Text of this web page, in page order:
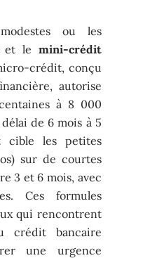
ou les
le mini-crédit
crédit, conçu
autorise
à 8 000
de 6 mois à 5
cible les petites
sur de courtes
3 et 6 mois, avec
Ces formules
qui rencontrent
crédit bancaire
une urgence